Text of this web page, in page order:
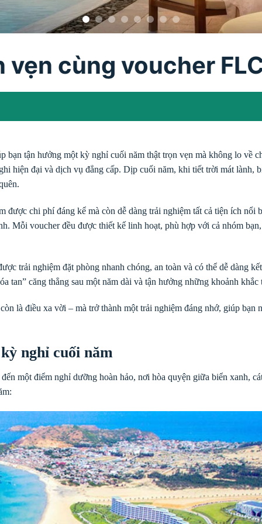
cùng voucher
bạn tận hưởng một kỳ nghỉ cuối năm thật trọn vẹn mà không lo về
hiện đại và dịch vụ đẳng cấp. Dịp cuối năm, khi tiết trời mát lành,
chi phí đáng kể mà còn dễ dàng trải nghiệm tất cả tiện ích nổi
Mỗi voucher đều được thiết kế linh hoạt, phù hợp với cả nhóm
trải nghiệm đặt phòng nhanh chóng, an toàn và có thể dễ dàng
tan” căng thẳng sau một năm dài và tận hưởng những khoảnh
là điều xa vời – mà trở thành một trải nghiệm đáng nhớ, giúp bạn
nghỉ cuối năm
một điểm nghỉ dưỡng hoàn hảo, nơi hòa quyện giữa biển xanh,